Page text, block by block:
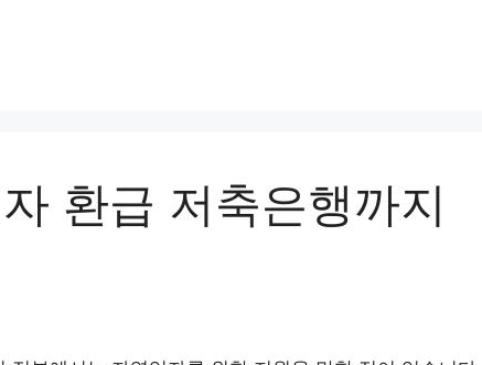
환급 저축은행까지